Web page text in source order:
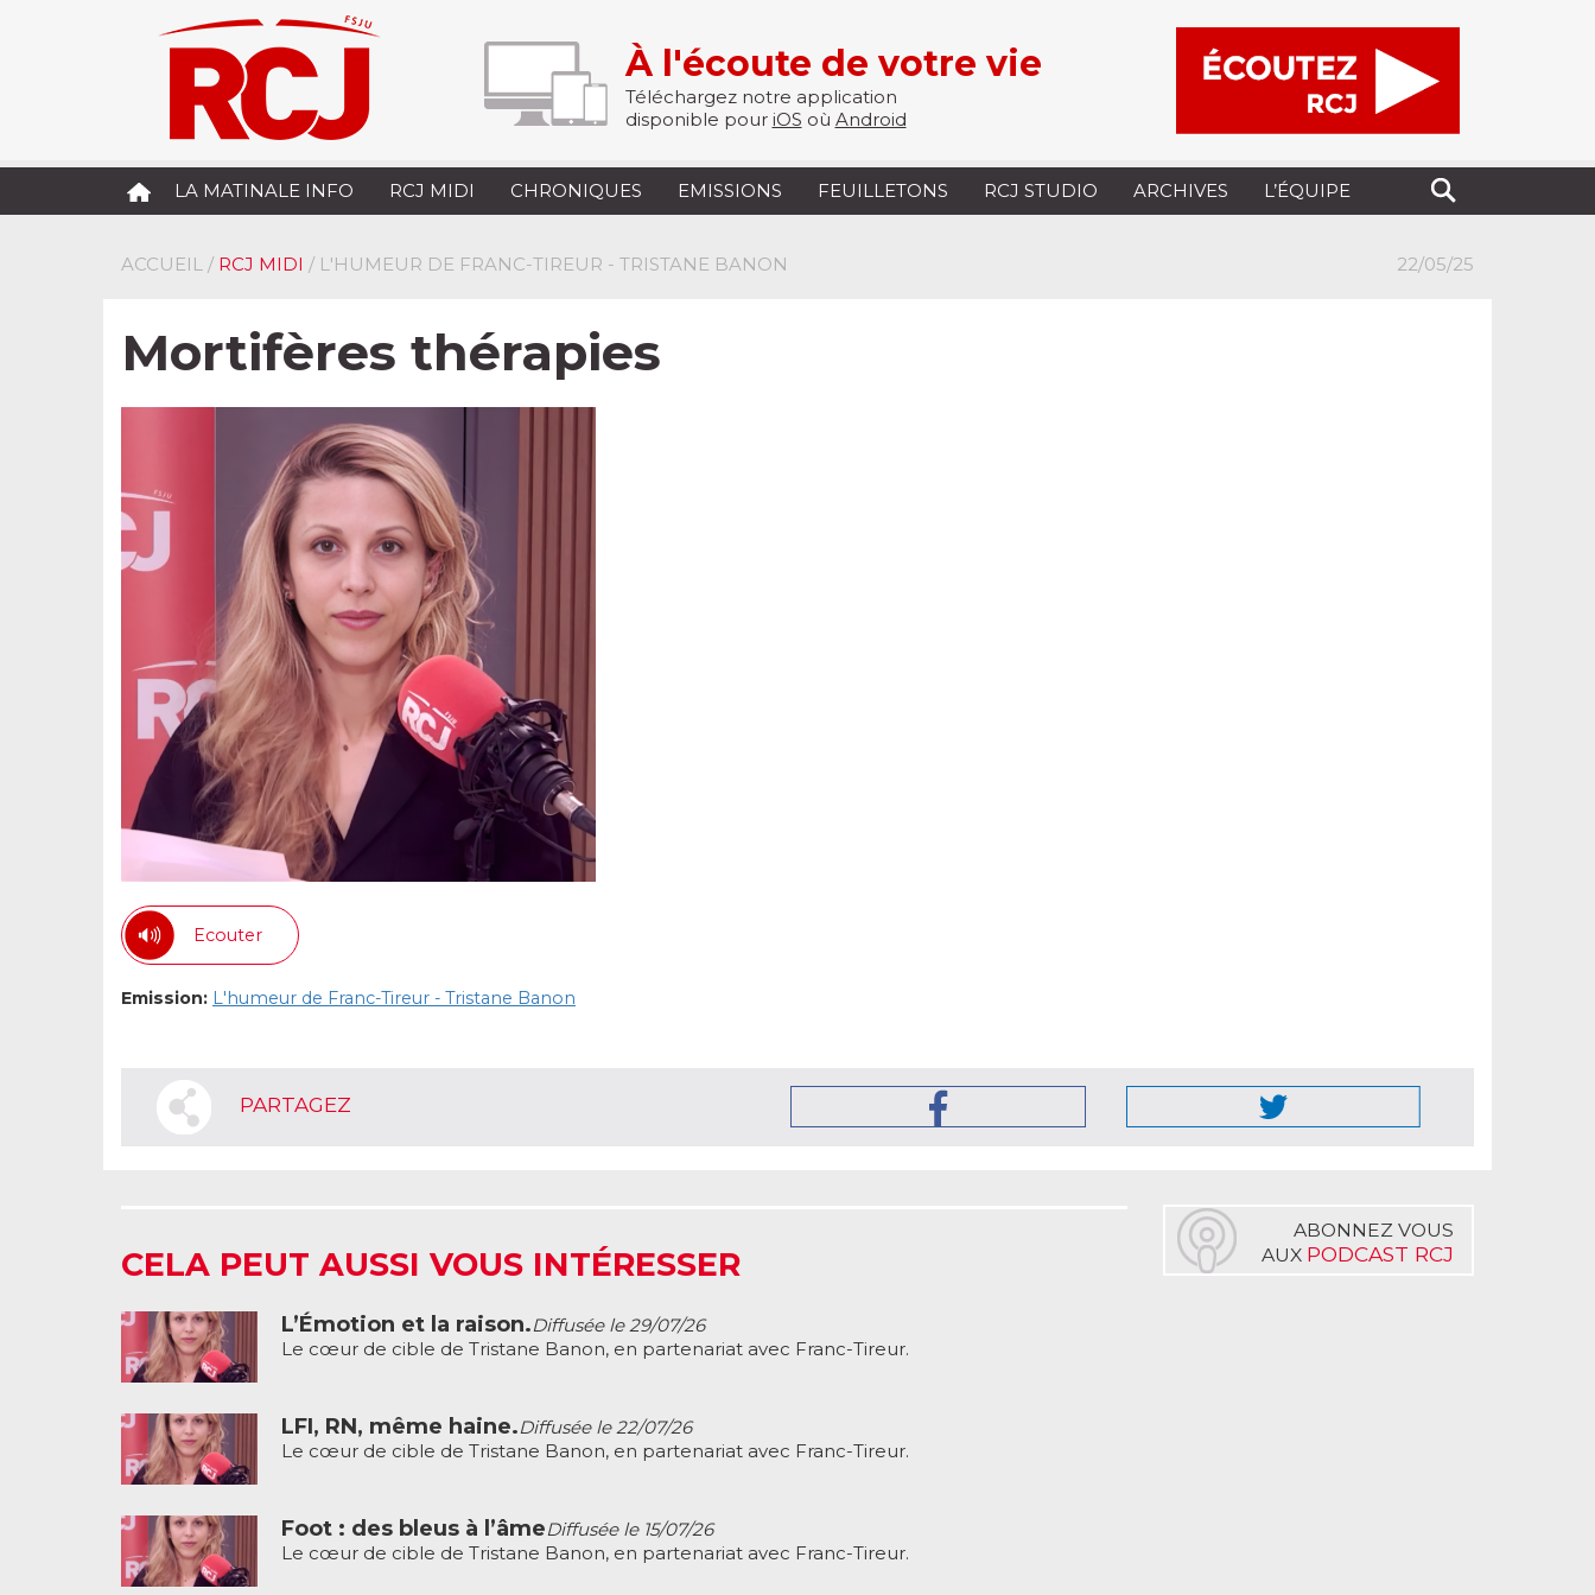
À l'écoute de votre vie
Téléchargez notre application
disponible pour iOS où Android
LA MATINALE INFO RCJ MIDI CHRONIQUES EMISSIONS FEUILLETONS RCJ STUDIO ARCHIVES L’ÉQUIPE
ACCUEIL / RCJ MIDI / L'HUMEUR DE FRANC-TIREUR - TRISTANE BANON 22/05/25
Mortifères thérapies
Ecouter
Emission: L'humeur de Franc-Tireur - Tristane Banon
PARTAGEZ
CELA PEUT AUSSI VOUS INTÉRESSER
L’Émotion et la raison.Diffusée le 29/07/26
Le cœur de cible de Tristane Banon, en partenariat avec Franc-Tireur.
LFI, RN, même haine.Diffusée le 22/07/26
Le cœur de cible de Tristane Banon, en partenariat avec Franc-Tireur.
Foot : des bleus à l’âmeDiffusée le 15/07/26
Le cœur de cible de Tristane Banon, en partenariat avec Franc-Tireur.
ABONNEZ VOUS
AUX PODCAST RCJ